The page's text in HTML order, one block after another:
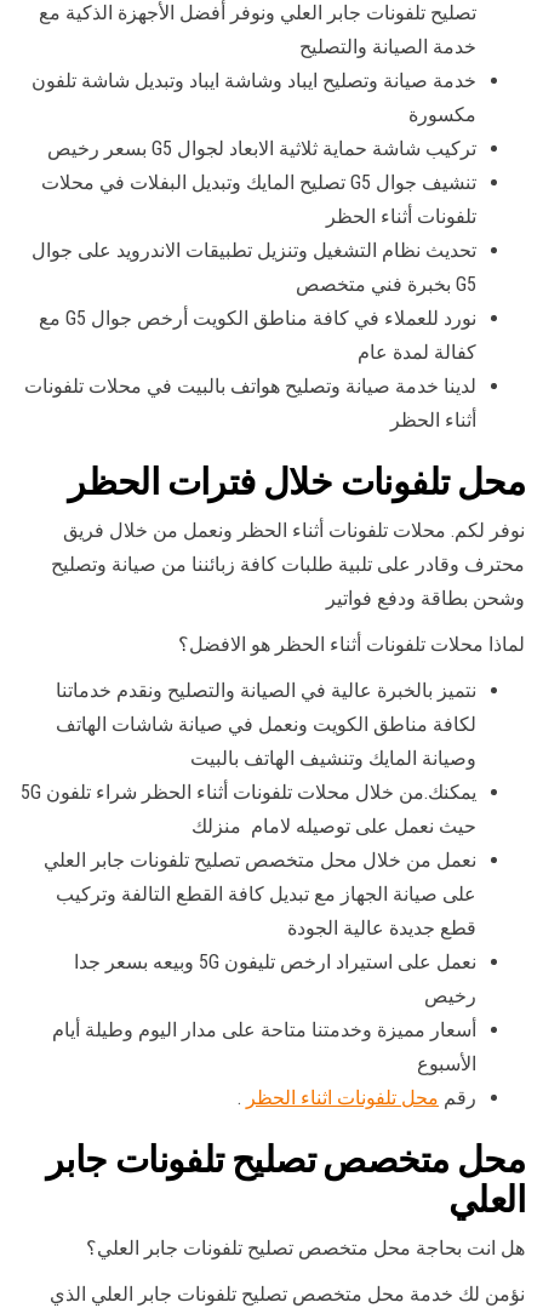
تصليح تلفونات جابر العلي ونوفر أفضل الأجهزة الذكية مع
خدمة الصيانة والتصليح
خدمة صيانة وتصليح ايباد وشاشة ايباد وتبديل شاشة تلفون
مكسورة
تركيب شاشة حماية ثلاثية الابعاد لجوال G5 بسعر رخيص
تنشيف جوال G5 تصليح المايك وتبديل البفلات في محلات
تلفونات أثناء الحظر
تحديث نظام التشغيل وتنزيل تطبيقات الاندرويد على جوال
G5 بخبرة فني متخصص
نورد للعملاء في كافة مناطق الكويت أرخص جوال G5 مع
كفالة لمدة عام
لدينا خدمة صيانة وتصليح هواتف بالبيت في محلات تلفونات
أثناء الحظر
محل تلفونات خلال فترات الحظر
نوفر لكم. محلات تلفونات أثناء الحظر ونعمل من خلال فريق
محترف وقادر على تلبية طلبات كافة زبائننا من صيانة وتصليح
وشحن بطاقة ودفع فواتير
لماذا محلات تلفونات أثناء الحظر هو الافضل؟
نتميز بالخبرة عالية في الصيانة والتصليح ونقدم خدماتنا
لكافة مناطق الكويت ونعمل في صيانة شاشات الهاتف
وصيانة المايك وتنشيف الهاتف بالبيت
يمكنك.من خلال محلات تلفونات أثناء الحظر شراء تلفون 5G
حيث نعمل على توصيله لامام منزلك
نعمل من خلال محل متخصص تصليح تلفونات جابر العلي
على صيانة الجهاز مع تبديل كافة القطع التالفة وتركيب
قطع جديدة عالية الجودة
نعمل على استيراد ارخص تليفون 5G وبيعه بسعر جدا
رخيص
أسعار مميزة وخدمتنا متاحة على مدار اليوم وطيلة أيام
الأسبوع
رقم محل تلفونات اثناء الحظر .
محل متخصص تصليح تلفونات جابر
العلي
هل انت بحاجة محل متخصص تصليح تلفونات جابر العلي؟
نؤمن لك خدمة محل متخصص تصليح تلفونات جابر العلي الذي